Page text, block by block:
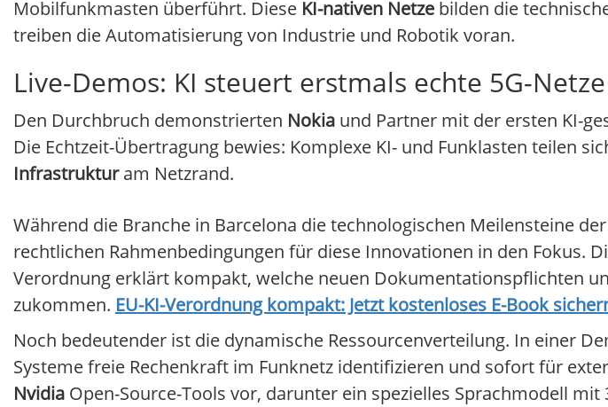
Mobilfunkmasten überführt. Diese KI-nativen Netze bilden die
treiben die Automatisierung von Industrie und Robotik voran.
Live-Demos: KI steuert erstmals echte 5G-Netze
Den Durchbruch demonstrierten Nokia und Partner mit der ersten KI-
Die Echtzeit-Übertragung bewies: Komplexe KI- und Funklasten teilen
Infrastrukturam Netzrand.
Während die Branche in Barcelona die technologischen Meilensteine
rechtlichen Rahmenbedingungen für diese Innovationen in den Fokus.
Verordnung erklärt kompakt, welche neuen Dokumentationspflichten
zukommen. EU-KI-Verordnung kompakt: Jetzt kostenloses E-Book
Noch bedeutender ist die dynamische Ressourcenverteilung. In einer
Systeme freie Rechenkraft im Funknetz identifizieren und sofort für
Nvidia Open-Source-Tools vor, darunter ein spezielles Sprachmodell